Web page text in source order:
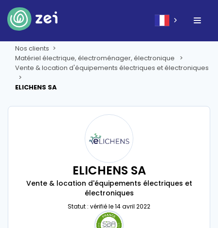
Nos clients
Matériel électrique, électroménager, électronique
Vente & location d'équipements électriques et électroniques
ELICHENS SA
ELICHENS SA
Vente & location d'équipements électriques et
électroniques
Statut : vérifié le 14 avril 2022